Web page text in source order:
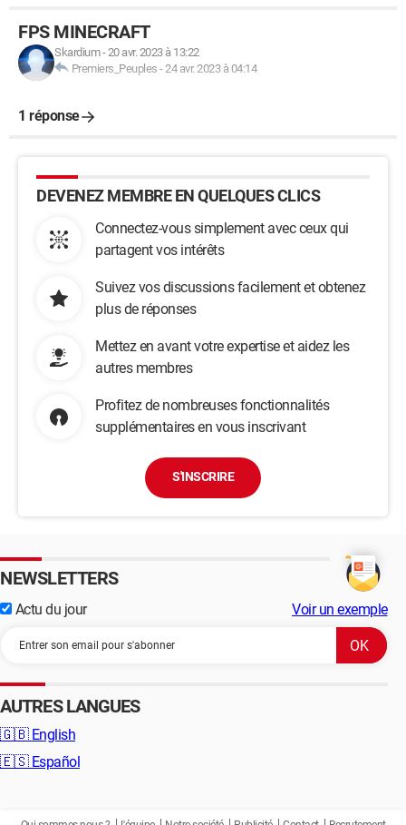
FPS MINECRAFT
Skardium-20 avr. 2023 à 13:22
Premiers_Peuples -24 avr. 2023 à 04:14
1 réponse
DEVENEZ MEMBRE EN QUELQUES CLICS
Connectez-vous simplement avec ceux qui
partagent vos intérêts
Suivez vos discussions facilement et obtenez
plus de réponses
Mettez en avant votre expertise et aidez les
autres membres
Profitez de nombreuses fonctionnalités
supplémentaires en vous inscrivant
S'INSCRIRE
NEWSLETTERS
Actu du jour Voir un exemple
AUTRES LANGUES
🇬🇧 English
🇪🇸 Español